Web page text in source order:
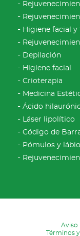
Higiene facial
Depilación
Higiene facial
Crioterapia
Medicina
Ácido
Láser lipolítico
Código de
Pómulos y
Aviso
Términos